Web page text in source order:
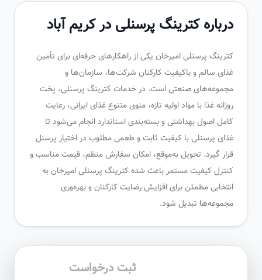
درباره کترینگ پرسنلی در کریم آباد
کترینگ پرسنلی امیرخان یکی از راهکارهای حرفه‌ای برای تأمین
غذای سالم و باکیفیت کارکنان شرکت‌ها، سازمان‌ها و
مجموعه‌های صنعتی است. در خدمات کترینگ پرسنلی، پخت
روزانه غذا با مواد اولیه تازه، منوی متنوع غذای ایرانی، رعایت
کامل اصول بهداشتی و بسته‌بندی استاندارد انجام می‌شود تا
غذای پرسنلی با کیفیت ثابت و طعمی مطلوب در اختیار پرسنل
قرار گیرد. تحویل به‌موقع، امکان سفارش منظم، قیمت مناسب و
کنترل کیفیت مستمر باعث شده کترینگ پرسنلی امیرخان به
انتخابی مطمئن برای افزایش رضایت کارکنان و بهره‌وری
مجموعه‌ها تبدیل شود.
ثبت درخواست